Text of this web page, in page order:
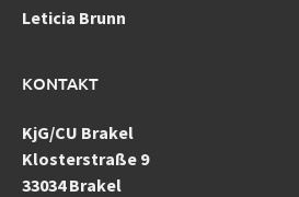
Leticia Brunn
KONTAKT
KjG/CU Brakel
Klosterstraße 9
33034 Brakel